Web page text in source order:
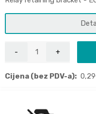
Cijena (bez PDV-a): 0,29